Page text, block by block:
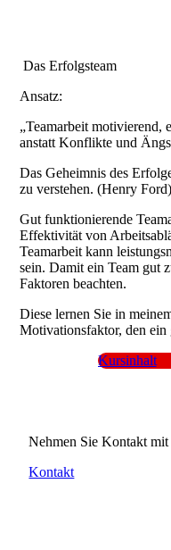
Das Erfolgsteam
Ansatz:
„Teamarbeit motivierend,
anstatt Konflikte und
Das Geheimnis des
zu verstehen. (Henry Ford)
Gut funktionierende
Effektivität von
Teamarbeit kann
sein. Damit ein Team gut
Faktoren beachten.
Diese lernen Sie in
Motivationsfaktor, den ein
Kursinhalt
Nehmen Sie Kontakt
Kontakt